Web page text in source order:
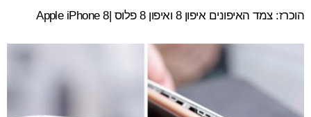
הוכרז: צמד האיפונים איפון 8 ואיפון 8 פלוס |Apple iPhone 8